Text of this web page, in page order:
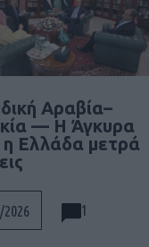
Αραβία–
— Η Άγκυρα
η Ελλάδα μετρά
2026 1